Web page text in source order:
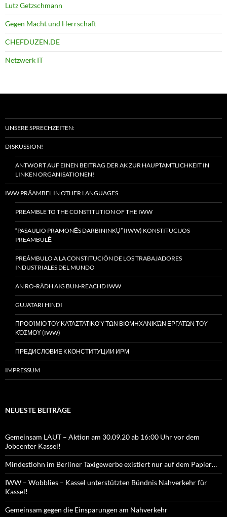
Lutz Getzschmann
Gegen Macht und Herrschaft
CHEFDUZEN.DE
Netzwerk IT
UNSERE SPRECHZEITEN:
DISKUSSION!
ANTWORT AUF EINEN BEITRAG DER AK ZUR HAUPTAMTLICHKEIT IN
LINKEN ORGANISATIONEN!
IWW PRÄAMBEL IN OTHER LANGUAGES
PREAMBLE TO THE CONSTITUTION OF THE IWW
“PASAULIO PRAMONĖS DARBININKŲ” (IWW) KONSTITUCIJOS
PREAMBULĖ
PREÁMBULO A LA CONSTITUCIÓN DE LOS TRABAJADORES
INDUSTRIALES DEL MUNDO
AN RO-RÀDH AIG BUN-REACHD IWW
GUJATARI HINDI
ΠΡΟΟΊΜΙΟ ΤΟΥ ΚΑΤΑΣΤΑΤΙΚΟΎ ΤΩΝ ΒΙΟΜΗΧΑΝΙΚΏΝ ΕΡΓΑΤΏΝ ΤΟΥ
ΚΌΣΜΟΥ (IWW)
ПРЕДИСЛОВИЕ К КОНСТИТУЦИИ ИРМ
IMPRESSUM
NEUESTE BEITRÄGE
Gemeinsam LAUT – Aktion am 30.09.20 ab 16:00 Uhr vor dem
Jobcenter Kassel!
Mindestlohn im Berliner Taxigewerbe existiert nur auf dem Papier…
IWW – Wobblies – Kassel unterstützten Bündnis Nahverkehr für
Kassel!
Gemeinsam gegen die Einsparungen am Nahverkehr